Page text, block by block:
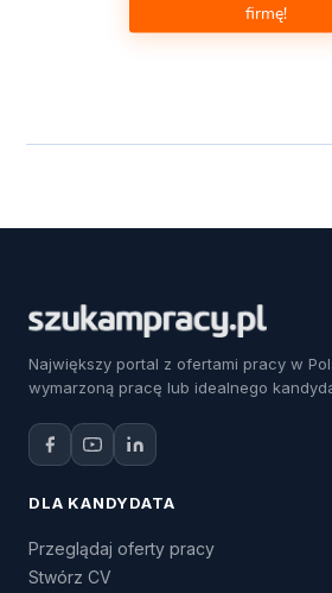
firmę!
Największy portal z ofertami pracy w
wymarzoną pracę lub idealnego
DLA KANDYDATA
Przeglądaj oferty pracy
Stwórz CV